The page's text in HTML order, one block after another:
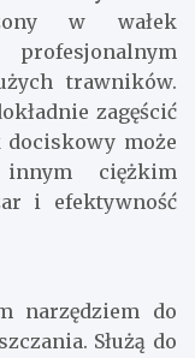
w wałek
trawników.
zagęścić
dociskowy może
ciężkim
i efektywność
narzędziem do
Służą do